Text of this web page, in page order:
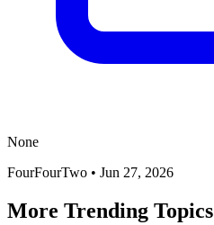
None
FourFourTwo • Jun 27, 2026
More Trending Topics